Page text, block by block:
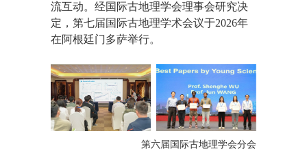
流互动。经国际古地理学会理事会研究决
定，第七届国际古地理学术会议于2026年
在阿根廷门多萨举行。
第六届国际古地理学会分会